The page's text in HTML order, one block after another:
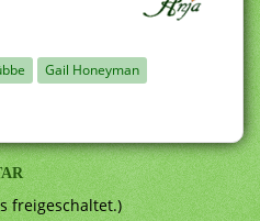
Gail Honeyman
freigeschaltet.)